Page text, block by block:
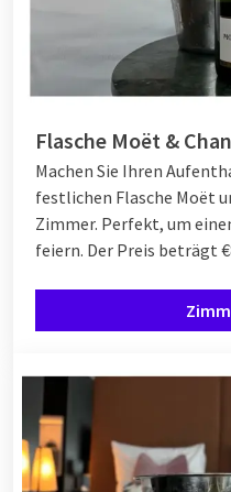
Flasche Moët &
Machen Sie Ihren
festlichen Flasche Moët
Zimmer. Perfekt, um
feiern. Der Preis beträgt